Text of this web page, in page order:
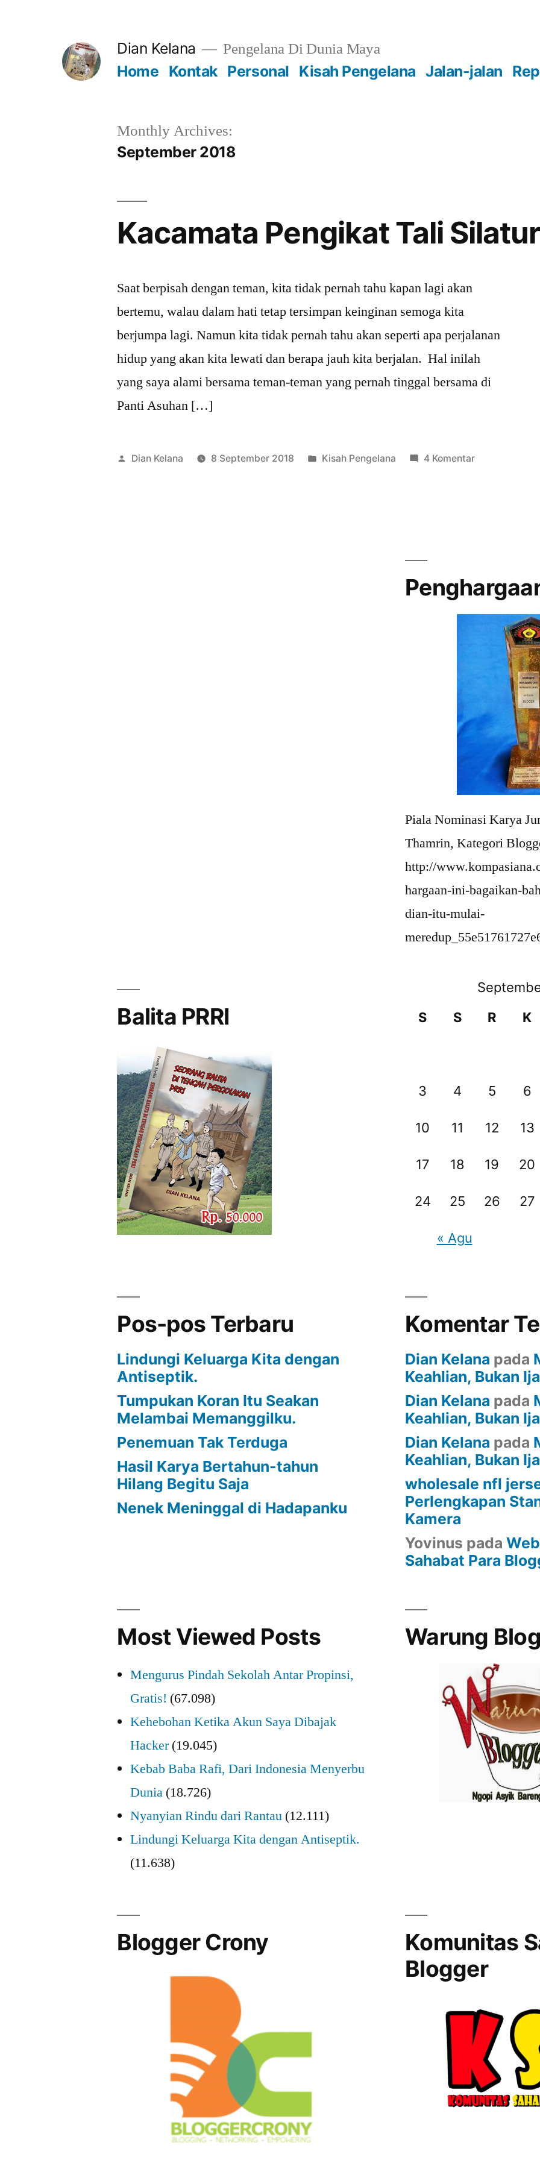
Dian Kelana Pengelana Di Dunia Maya
Home Kontak Personal Kisah Pengelana Jalan-jalan
Monthly Archives:
September 2018
Kacamata Pengikat Tali
Saat berpisah dengan teman, kita tidak pernah tahu kapan lagi akan
bertemu, walau dalam hati tetap tersimpan keinginan semoga kita
berjumpa lagi. Namun kita tidak pernah tahu akan seperti apa perjalanan
hidup yang akan kita lewati dan berapa jauh kita berjalan. Hal inilah
yang saya alami bersama teman-teman yang pernah tinggal bersama di
Panti Asuhan […]
Posted
Dian Kelana 8 September 2018
Posted
Kisah Pengelana 4 Komentarpada
Piala Nominasi Karya
Thamrin, Kategori
http://
hargaan-ini-bagaikan-
dian-itu-mulai-
Balita PRRI
S
S R K
3 4 5 6
10 11 12 13
17 18 19 20
24 25 26 27
« Agu
Pos-pos Terbaru
Lindungi Keluarga Kita dengan
Antiseptik.
Tumpukan Koran Itu Seakan
Melambai Memanggilku.
Penemuan Tak Terduga
Hasil Karya Bertahun-tahun
Hilang Begitu Saja
Nenek Meninggal di Hadapanku
Komentar
Dian Kelana pada
Keahlian, Bukan
Dian Kelana pada
Keahlian, Bukan
Dian Kelana pada
Keahlian, Bukan
wholesale nfl
Perlengkapan
Kamera
Yovinus pada
Sahabat Para
Most Viewed Posts
Mengurus Pindah Sekolah Antar Propinsi,
Gratis! (67.098)
Kehebohan Ketika Akun Saya Dibajak
Hacker (19.045)
Kebab Baba Rafi, Dari Indonesia Menyerbu
Dunia (18.726)
Nyanyian Rindu dari Rantau (12.111)
Lindungi Keluarga Kita dengan Antiseptik.
(11.638)
Warung
Blogger Crony
Komunitas
Blogger